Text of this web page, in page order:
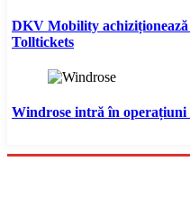
DKV Mobility
Tolltickets
Windrose intră în operațiuni